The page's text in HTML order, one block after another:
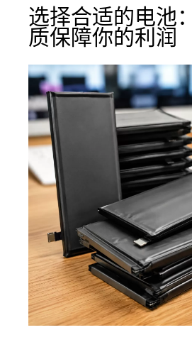
选择合适的电池
质保障你的利润